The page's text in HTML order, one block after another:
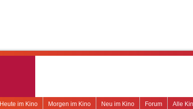
Alle
Forum
Neu im Kino
Morgen im Kino
Heute im Kino